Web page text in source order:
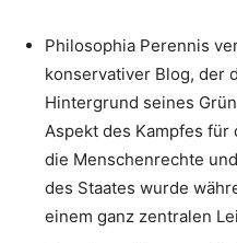
Philosophia Perennis
konservativer Blog, der
Hintergrund seines
Aspekt des Kampfes
die Menschenrechte
des Staates wurde
einem ganz zentralen